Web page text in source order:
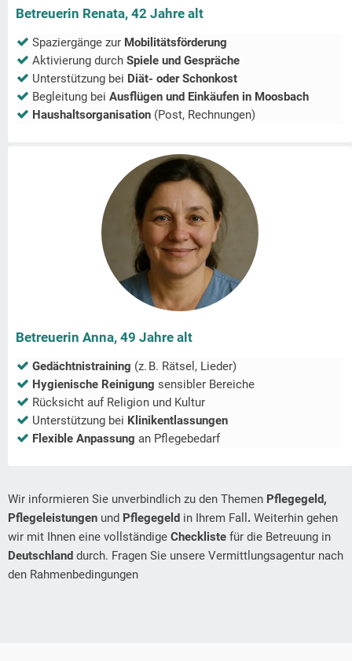
Betreuerin Renata, 42 Jahre alt
Spaziergänge zur Mobilitätsförderung
Aktivierung durch Spiele und Gespräche
Unterstützung bei Diät- oder Schonkost
Begleitung bei Ausflügen und Einkäufen in Moosbach
Haushaltsorganisation (Post, Rechnungen)
Betreuerin Anna, 49 Jahre alt
Gedächtnistraining (z. B. Rätsel, Lieder)
Hygienische Reinigung sensibler Bereiche
Rücksicht auf Religion und Kultur
Unterstützung bei Klinikentlassungen
Flexible Anpassung an Pflegebedarf
Wir informieren Sie unverbindlich zu den Themen Pflegegeld,
Pflegeleistungen und Pflegegeld in Ihrem Fall . Weiterhin gehen
wir mit Ihnen eine vollständige Checkliste für die Betreuung in
Deutschland durch. Fragen Sie unsere Vermittlungsagentur nach
den Rahmenbedingungen